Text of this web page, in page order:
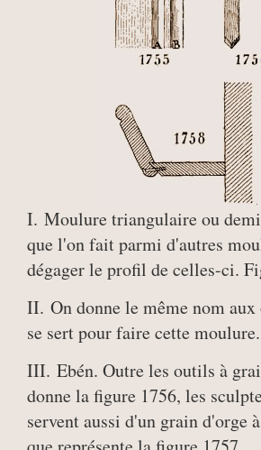
I. Moulure triangulaire ou
que l'on fait parmi d'autres
dégager le profil de celles-ci.
II. On donne le même nom
se sert pour faire cette
III. Ebén. Outre les outils à
donne la figure 1756, les
servent aussi d'un grain d'orge